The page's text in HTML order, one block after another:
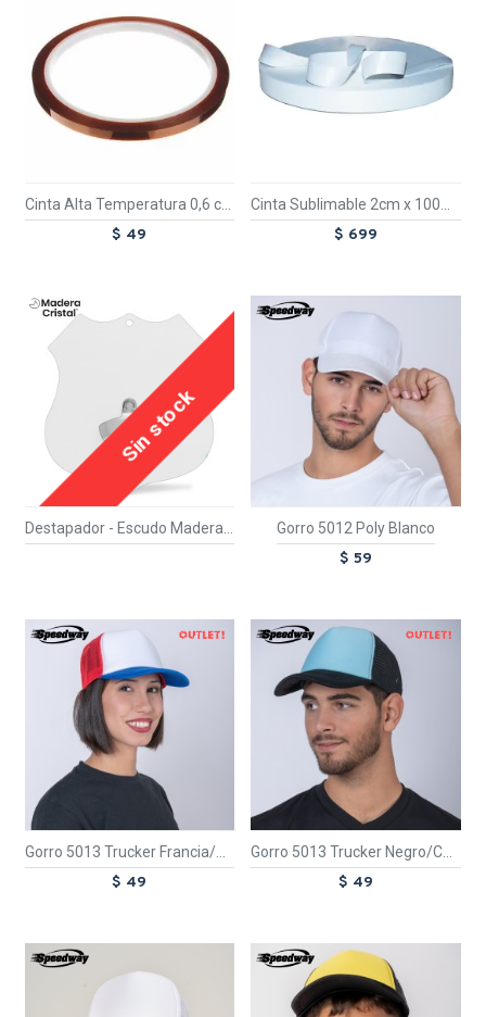
Cinta Alta Temperatura 0,6 cm
$ 49
Cinta Sublimable 2cm x 100mts.
$ 699
Sin stock
TEXTTRANSPARENTE
Destapador - Escudo Madera Cristal
TEXTTRANSPARENTE
Gorro 5012 Poly Blanco
$ 59
TEXTTRANSPARENTE
OUT
Gorro 5013 Trucker Francia/Rojo/Blanco
$ 49
TEXTTRANSPARENTE
OUT
Gorro 5013 Trucker Negro/Celeste
$ 49
TEXTTRANSPARENTE TEXTTRANSPARENTE